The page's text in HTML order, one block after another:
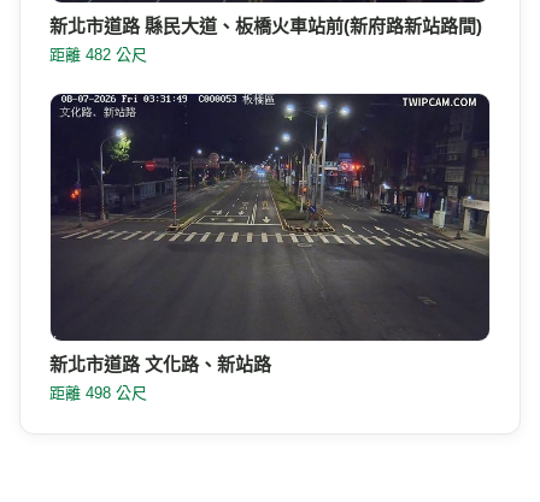
新北市道路 縣民大道、板橋火車站前(新府路新站路間)
距離 482 公尺
新北市道路 文化路、新站路
距離 498 公尺